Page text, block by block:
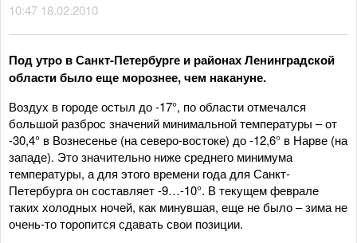
10:47 18.02.2010
Под утро в Санкт-Петербурге и районах Ленинградской
области было еще морознее, чем накануне.
Воздух в городе остыл до -17°, по области отмечался
большой разброс значений минимальной температуры – от
-30,4° в Вознесенье (на северо-востоке) до -12,6° в Нарве (на
западе). Это значительно ниже среднего минимума
температуры, а для этого времени года для Санкт-
Петербурга он составляет -9…-10°. В текущем феврале
таких холодных ночей, как минувшая, еще не было – зима не
очень-то торопится сдавать свои позиции.